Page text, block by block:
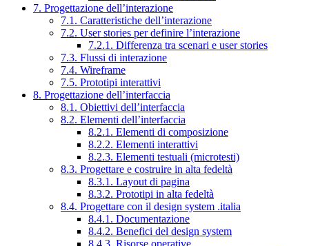
7. Progettazione dell’interazione
7.1. Caratteristiche dell’interazione
7.2. User stories per definire l’interazione
7.2.1. Differenza tra scenari e user stories
7.3. Flussi di interazione
7.4. Wireframe
7.5. Prototipi interattivi
8. Progettazione dell’interfaccia
8.1. Obiettivi dell’interfaccia
8.2. Elementi dell’interfaccia
8.2.1. Elementi di composizione
8.2.2. Elementi interattivi
8.2.3. Elementi testuali (microtesti)
8.3. Progettare e costruire in alta fedeltà
8.3.1. Layout di pagina
8.3.2. Prototipi in alta fedeltà
8.4. Progettare con il design system .italia
8.4.1. Documentazione
8.4.2. Benefici del design system
8.4.3. Risorse operative